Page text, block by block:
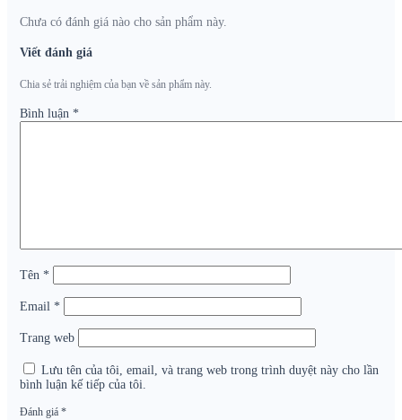
Chưa có đánh giá nào cho sản phẩm này.
Viết đánh giá
Chia sẻ trải nghiệm của bạn về sản phẩm này.
Bình luận *
Tên *
Email *
Trang web
Lưu tên của tôi, email, và trang web trong trình duyệt này cho lần
bình luận kế tiếp của tôi.
Đánh giá *